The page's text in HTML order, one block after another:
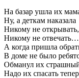
На базар ушла их
Ну, а деткам наказала
Никому не открывать,
Никому не отвечать…
А когда пришла
В доме не было
Обманул их страшный
Надо их спасать